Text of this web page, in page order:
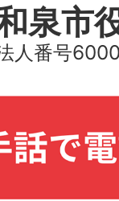
泉市
人番号